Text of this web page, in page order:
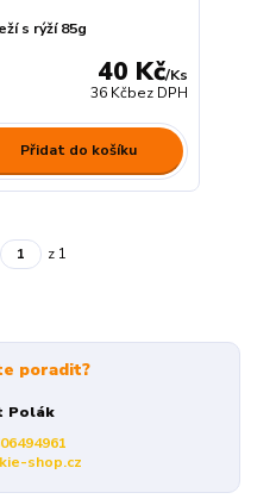
s rýží 85g
40 Kč/Ks
36 Kčbez DPH
Přidat do košíku
z 1
poradit?
Polák
shop.cz